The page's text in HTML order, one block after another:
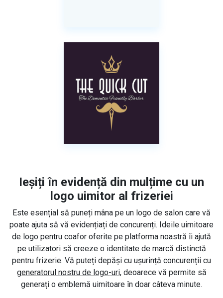
Ieșiți în evidență din mulțime cu un
logo uimitor al frizeriei
Este esențial să puneți mâna pe un logo de salon care vă
poate ajuta să vă evidențiați de concurenți. Ideile uimitoare
de logo pentru coafor oferite pe platforma noastră îi ajută
pe utilizatori să creeze o identitate de marcă distinctă
pentru frizerie. Vă puteți depăși cu ușurință concurenții cu
generatorul nostru de logo-uri, deoarece vă permite să
generați o emblemă uimitoare în doar câteva minute.